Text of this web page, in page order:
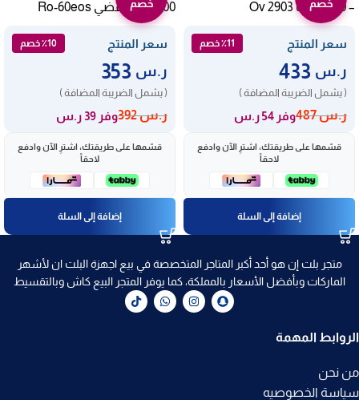
خصم
– 2200 وات Ov 2903
سعر المنتج ٪11 خصم
ر.س
( يشمل الضريبة المضافة )
ر.س487 وفر 54 ر.س
قسّمها على طريقتك، اشترِ الآن وادفع
لاحقاً
إضافة إلى السلة
خصم2000 وات فضي Ro-60eos
سعر المنتج ٪10 خصم
ر.س
( يشمل الضريبة المضافة )
ر.س392 وفر 39 ر.س
قسّمها على طريقتك، اشترِ الآن وادفع
لاحقاً
إضافة إلى السلة
متجر بلت إن هو أحد أكبر المتاجر المتخصصة في بيع اجهزة البلت ان لأشهر
الماركات وبأفضل الأسعار بالمملكة، كما يوفر المتجر البيع كاش وبالتقسيط
الروابط المهمة
من نحن
سياسة الخصوصيه